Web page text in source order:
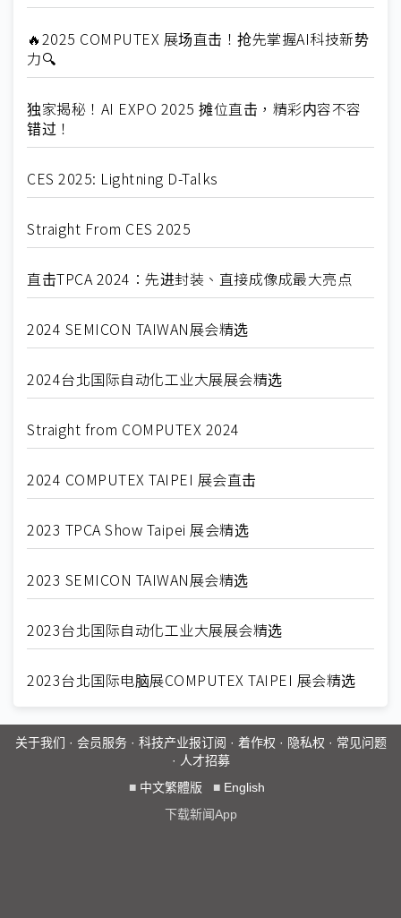
🔥2025 COMPUTEX 展场直击！抢先掌握AI科技新势
力🔍
独家揭秘！AI EXPO 2025 摊位直击，精彩内容不容
错过！
CES 2025: Lightning D-Talks
Straight From CES 2025
直击TPCA 2024：先进封装、直接成像成最大亮点
2024 SEMICON TAIWAN展会精选
2024台北国际自动化工业大展展会精选
Straight from COMPUTEX 2024
2024 COMPUTEX TAIPEI 展会直击
2023 TPCA Show Taipei 展会精选
2023 SEMICON TAIWAN展会精选
2023台北国际自动化工业大展展会精选
2023台北国际电脑展COMPUTEX TAIPEI 展会精选
关于我们 · 会员服务· 科技产业报订阅 · 着作权 · 隐私权 · 常见问题
· 人才招募
■ 中文繁體版 ■ English
下载新闻App